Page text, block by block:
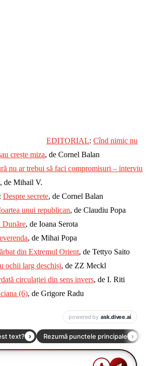
EDITORIAL: Cînd nimic nu
crește miza, de Cornel Balan
nu ar trebui să faci compromisuri – interviu
, de Mihail V.
: Despre secrete, de Cornel Balan
unui republican, de Claudiu Popa
Dunăre, de Ioana Serota
, de Mihai Popa
din Extremul Orient, de Tettyo Saito
ochii larg deschiși, de ZZ Meckl
circulației din sens invers, de I. Riti
(6), de Grigore Radu